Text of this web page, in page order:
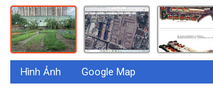
Hình Ảnh Google Map